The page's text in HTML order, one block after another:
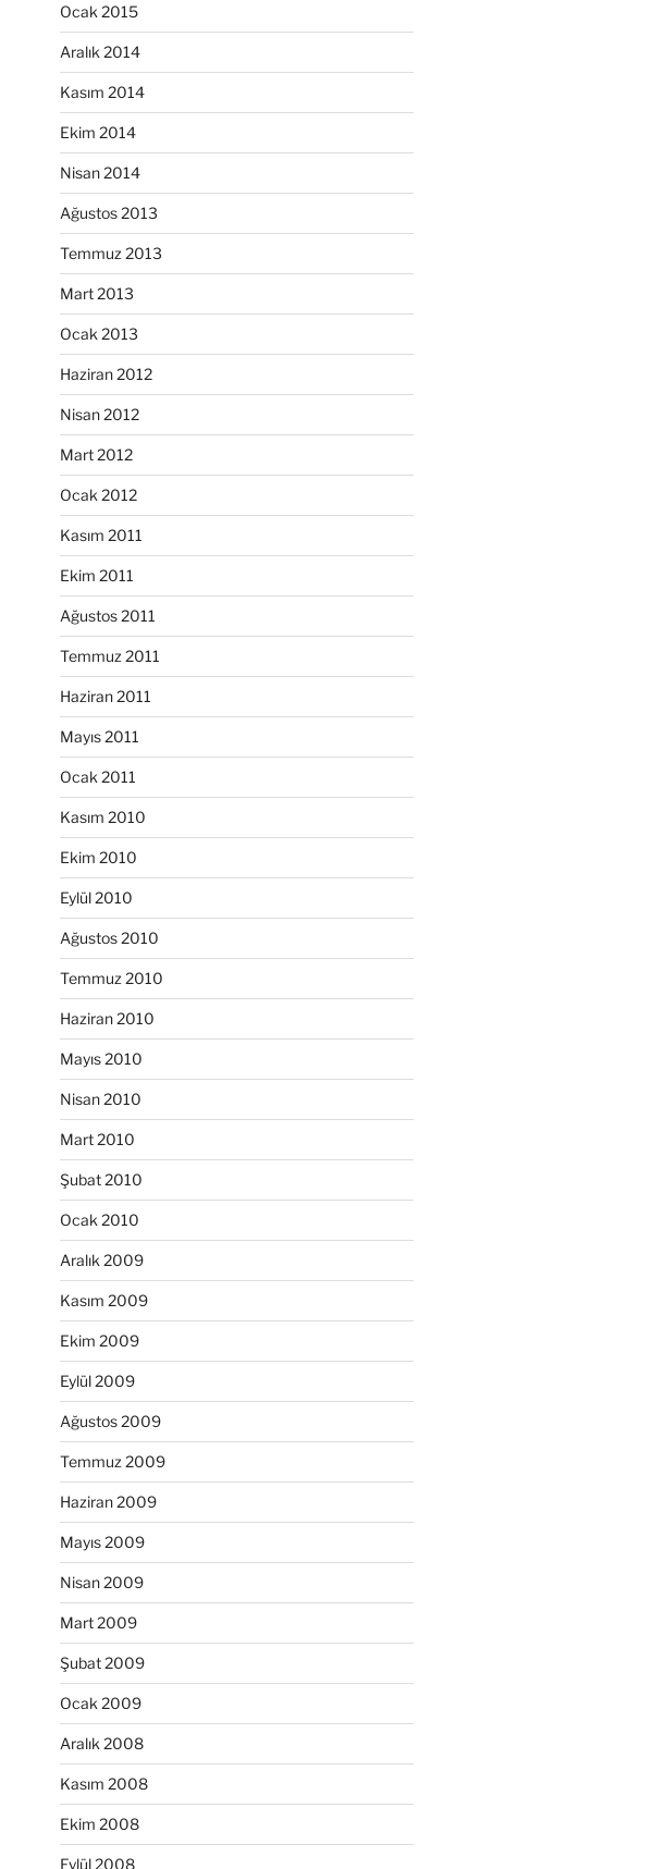
Ocak 2015
Aralık 2014
Kasım 2014
Ekim 2014
Nisan 2014
Ağustos 2013
Temmuz 2013
Mart 2013
Ocak 2013
Haziran 2012
Nisan 2012
Mart 2012
Ocak 2012
Kasım 2011
Ekim 2011
Ağustos 2011
Temmuz 2011
Haziran 2011
Mayıs 2011
Ocak 2011
Kasım 2010
Ekim 2010
Eylül 2010
Ağustos 2010
Temmuz 2010
Haziran 2010
Mayıs 2010
Nisan 2010
Mart 2010
Şubat 2010
Ocak 2010
Aralık 2009
Kasım 2009
Ekim 2009
Eylül 2009
Ağustos 2009
Temmuz 2009
Haziran 2009
Mayıs 2009
Nisan 2009
Mart 2009
Şubat 2009
Ocak 2009
Aralık 2008
Kasım 2008
Ekim 2008
Eylül 2008